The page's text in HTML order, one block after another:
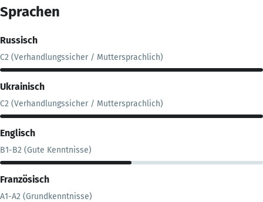
Sprachen
Russisch
C2 (Verhandlungssicher / Muttersprachlich)
Ukrainisch
C2 (Verhandlungssicher / Muttersprachlich)
Englisch
B1-B2 (Gute Kenntnisse)
Französisch
A1-A2 (Grundkenntnisse)